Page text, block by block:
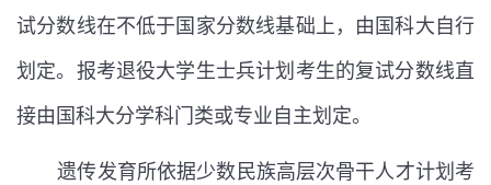
试分数线在不低于国家分数线基础上，由国科大自行
划定。报考退役大学生士兵计划考生的复试分数线直
接由国科大分学科门类或专业自主划定。
遗传发育所依据少数民族高层次骨干人才计划考